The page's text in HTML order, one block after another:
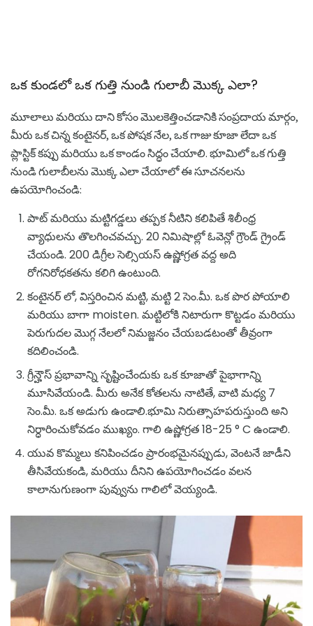
ఒక కుండలో ఒక గుత్తి నుండి గులాబీ మొక్క ఎలా?
మూలాలు మరియు దాని కోసం మొలకెత్తించడానికి సంప్రదాయ మార్గం,
మీరు ఒక చిన్న కంటైనర్, ఒక పోషక నేల, ఒక గాజు కూజా లేదా ఒక
ప్లాస్టిక్ కప్పు మరియు ఒక కాండం సిద్ధం చేయాలి. భూమిలో ఒక గుత్తి
నుండి గులాబీలను మొక్క ఎలా చేయాలో ఈ సూచనలను
ఉపయోగించండి:
పాట్ మరియు మట్టిగడ్డలు తప్పక నీటిని కలిపితే శిలీంధ్ర
వ్యాధులను తొలగించవచ్చు. 20 నిమిషాల్లో ఓవెన్లో గ్రౌండ్ గ్రైండ్
చేయండి. 200 డిగ్రీల సెల్సియస్ ఉష్ణోగ్రత వద్ద అది
రోగనిరోధకతను కలిగి ఉంటుంది.
కంటైనర్ లో, విస్తరించిన మట్టి, మట్టి 2 సెం.మీ. ఒక పొర పోయాలి
మరియు బాగా moisten. మట్టిలోకి నిటారుగా కొట్టడం మరియు
పెరుగుదల మొగ్గ నేలలో నిమజ్జనం చేయబడటంతో తీవ్రంగా
కదిలించండి.
గ్రీన్హౌస్ ప్రభావాన్ని సృష్టించేందుకు ఒక కూజాతో పైభాగాన్ని
మూసివేయండి. మీరు అనేక కోతలను నాటితే, వాటి మధ్య 7
సెం.మీ. ఒక అడుగు ఉండాలి.భూమి నిరుత్సాహపరుస్తుంది అని
నిర్ధారించుకోవడం ముఖ్యం. గాలి ఉష్ణోగ్రత 18-25 ° C ఉండాలి.
యువ కొమ్మలు కనిపించడం ప్రారంభమైనప్పుడు, వెంటనే జాడీని
తీసివేయకండి, మరియు దీనిని ఉపయోగించడం వలన
కాలానుగుణంగా పువ్వును గాలిలో వెయ్యండి.